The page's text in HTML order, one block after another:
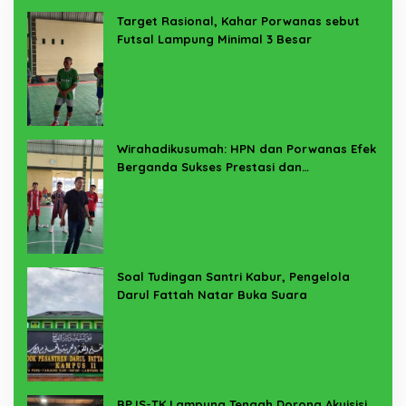
Target Rasional, Kahar Porwanas sebut
Futsal Lampung Minimal 3 Besar
Wirahadikusumah: HPN dan Porwanas Efek
Berganda Sukses Prestasi dan
Soal Tudingan Santri Kabur, Pengelola
Darul Fattah Natar Buka Suara